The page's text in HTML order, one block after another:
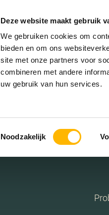
Deze website maakt gebruik
We gebruiken cookies om
bieden en om ons
site met onze partners voor
combineren met andere
uw gebruik van hun services.
Toestemmingsselectie
Noodzakelijk